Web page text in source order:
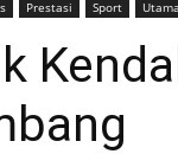
Prestasi Sport Utama